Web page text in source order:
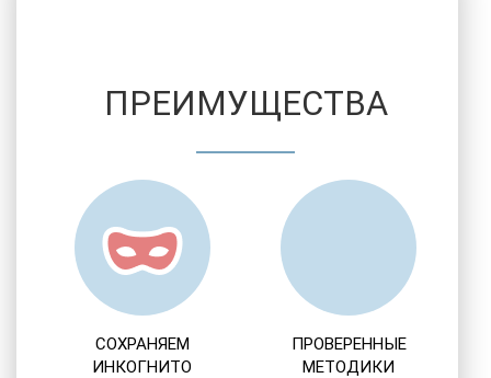
ПРЕИМУЩЕСТВА
СОХРАНЯЕМ
ИНКОГНИТО
ПРОВЕРЕННЫЕ
МЕТОДИКИ